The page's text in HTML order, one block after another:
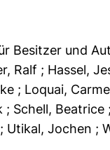
Besitzer und
Ralf ; Hassel,
; Loquai,
; Schell, Beatrice
; Utikal, Jochen ;